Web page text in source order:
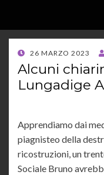
POSTED
ON
26 MARZO 2023
Alcuni
Lungadige
Apprendiamo dai
piagnisteo della
ricostruzioni, un
Sociale Bruno